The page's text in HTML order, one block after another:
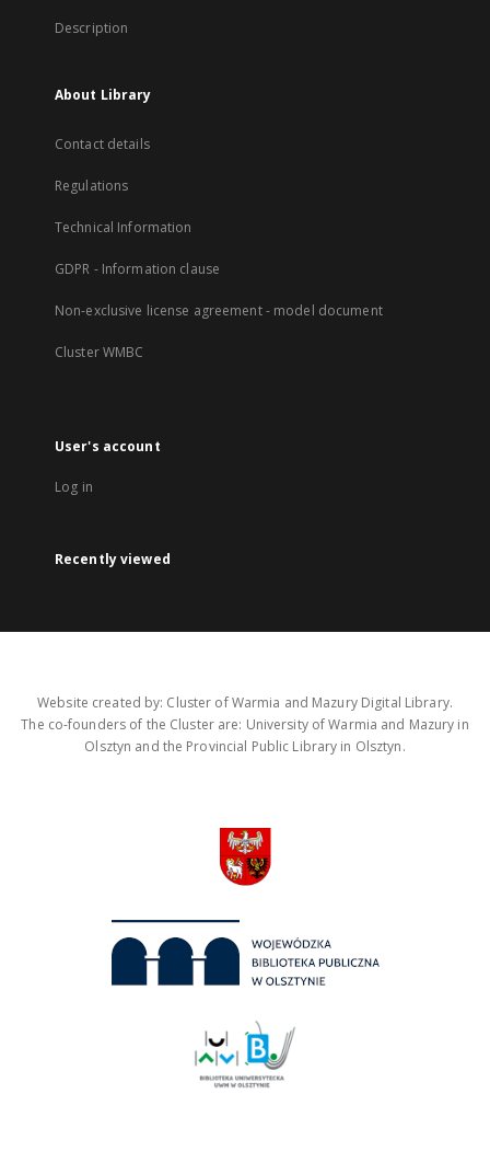
Description
About Library
Contact details
Regulations
Technical Information
GDPR - Information clause
Non-exclusive license agreement - model document
Cluster WMBC
User's account
Log in
Recently viewed
Website created by: Cluster of Warmia and Mazury Digital Library.
The co-founders of the Cluster are: University of Warmia and Mazury in
Olsztyn and the Provincial Public Library in Olsztyn.